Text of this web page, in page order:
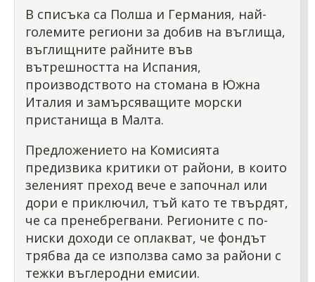
В списъка са Полша и Германия, най-
големите региони за добив на въглища,
въглищните райните във
вътрешността на Испания,
производството на стомана в Южна
Италия и замърсяващите морски
пристанища в Малта.
Предложението на Комисията
предизвика критики от райони, в които
зеленият преход вече е започнал или
дори е приключил, тъй като те твърдят,
че са пренебрегвани. Регионите с по-
ниски доходи се оплакват, че фондът
трябва да се използва само за райони с
тежки въглеродни емисии.